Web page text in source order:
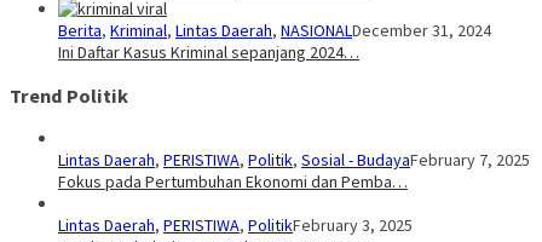
Berita, Kriminal, Lintas Daerah, NASIONALDecember 31, 2024
Ini Daftar Kasus Kriminal sepanjang 2024…
Trend Politik
Lintas Daerah, PERISTIWA, Politik, Sosial - BudayaFebruary 7, 2025
Fokus pada Pertumbuhan Ekonomi dan Pemba…
Lintas Daerah, PERISTIWA, PolitikFebruary 3, 2025